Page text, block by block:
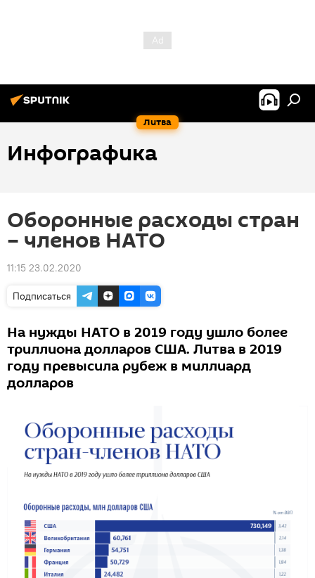
Литва
Инфографика
Оборонные расходы стран
– членов НАТО
11:15 23.02.2020
Подписаться
На нужды НАТО в 2019 году ушло более
триллиона долларов США. Литва в 2019
году превысила рубеж в миллиард
долларов